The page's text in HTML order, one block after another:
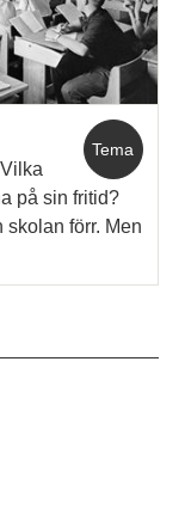
Tema
på sin fritid?
förr. Men